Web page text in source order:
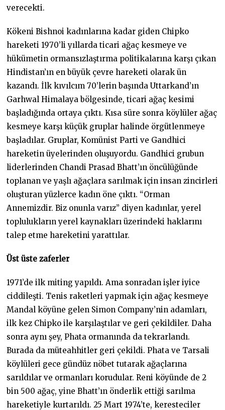
verecekti.
Kökeni Bishnoi kadınlarına kadar giden Chipko
hareketi 1970’li yıllarda ticari ağaç kesmeye ve
hükümetin ormansızlaştırma politikalarına karşı çıkan
Hindistan’ın en büyük çevre hareketi olarak ün
kazandı. İlk kıvılcım 70’lerin başında Uttarkand’ın
Garhwal Himalaya bölgesinde, ticari ağaç kesimi
başladığında ortaya çıktı. Kısa süre sonra köylüler ağaç
kesmeye karşı küçük gruplar halinde örgütlenmeye
başladılar. Gruplar, Komünist Parti ve Gandhici
hareketin üyelerinden oluşuyordu. Gandhici grubun
liderlerinden Chandi Prasad Bhatt’ın öncülüğünde
toplanan ve yaşlı ağaçlara sarılmak için insan zincirleri
oluşturan yüzlerce kadın öne çıktı. “Orman
Annemizdir. Biz onunla varız” diyen kadınlar, yerel
toplulukların yerel kaynakları üzerindeki haklarını
talep etme hareketini yarattılar.
Üst üste zaferler
1971’de ilk miting yapıldı. Ama sonradan işler iyice
ciddileşti. Tenis raketleri yapmak için ağaç kesmeye
Mandal köyüne gelen Simon Company’nin adamları,
ilk kez Chipko ile karşılaştılar ve geri çekildiler. Daha
sonra aynı şey, Phata ormanında da tekrarlandı.
Burada da müteahhitler geri çekildi. Phata ve Tarsali
köylüleri gece gündüz nöbet tutarak ağaçlarına
sarıldılar ve ormanları korudular. Reni köyünde de 2
bin 500 ağaç, yine Bhatt’ın önderlik ettiği sarılma
hareketiyle kurtarıldı. 25 Mart 1974’te, keresteciler